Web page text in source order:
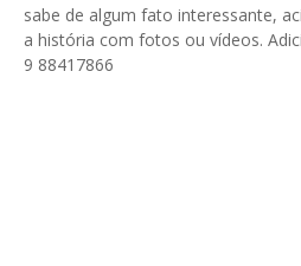
sabe de algum fato interessante,
a história com fotos ou vídeos.
9 88417866